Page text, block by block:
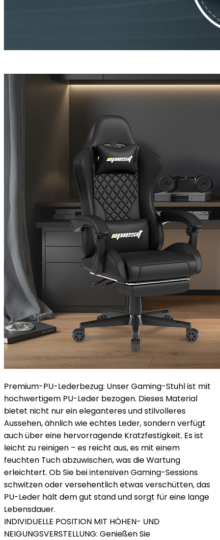
Premium-PU-Lederbezug: Unser Gaming-Stuhl ist mit
hochwertigem PU-Leder bezogen. Dieses Material
bietet nicht nur ein eleganteres und stilvolleres
Aussehen, ähnlich wie echtes Leder, sondern verfügt
auch über eine hervorragende Kratzfestigkeit. Es ist
leicht zu reinigen – es reicht aus, es mit einem
feuchten Tuch abzuwischen, was die Wartung
erleichtert. Ob Sie bei intensiven Gaming-Sessions
schwitzen oder versehentlich etwas verschütten, das
PU-Leder hält dem gut stand und sorgt für eine lange
Lebensdauer.
INDIVIDUELLE POSITION MIT HÖHEN- UND
NEIGUNGSVERSTELLUNG: Genießen Sie